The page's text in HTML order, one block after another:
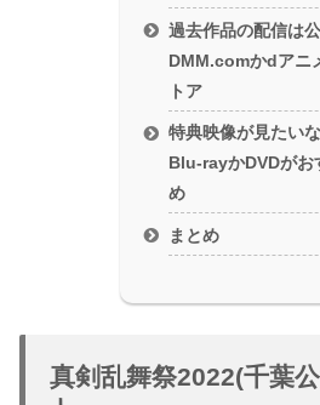
過去作品の配信は
DMM.comかdアニ
トア
特典映像が見たい
Blu-rayかDVDがお
め
まとめ
真剣乱舞祭2022(千葉